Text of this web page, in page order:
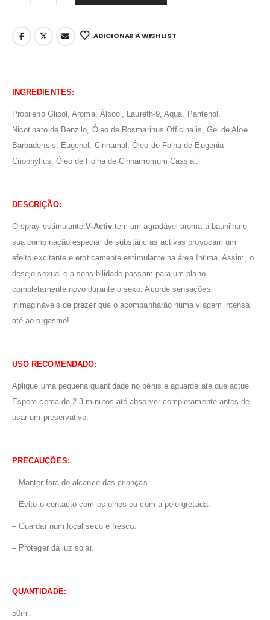
ADICIONAR À WISHLIST
INGREDIENTES:
Propileno Glicol, Aroma, Álcool, Laureth-9, Aqua, Pantenol,
Nicotinato de Benzilo, Óleo de Rosmarinus Officinalis, Gel de Aloe
Barbadensis, Eugenol, Cinnamal, Óleo de Folha de Eugenia
Criophyllus, Óleo de Folha de Cinnamomum Cassial.
DESCRIÇÃO:
O spray estimulante V-Activtem um agradável aroma a baunilha e
sua combinação especial de substâncias activas provocam um
efeito excitante e eroticamente estimulante na área íntima. Assim, o
desejo sexual e a sensibilidade passam para um plano
completamente novo durante o sexo. Acorde sensações
inimagináveis de prazer que o acompanharão numa viagem intensa
até ao orgasmo!
USO RECOMENDADO:
Aplique uma pequena quantidade no pénis e aguarde até que actue.
Espere cerca de 2-3 minutos até absorver completamente antes de
usar um preservativo.
PRECAUÇÕES:
– Manter fora do alcance das crianças.
– Evite o contacto com os olhos ou com a pele gretada.
–Guardar num local seco e fresco.
– Proteger da luz solar.
QUANTIDADE:
50ml.